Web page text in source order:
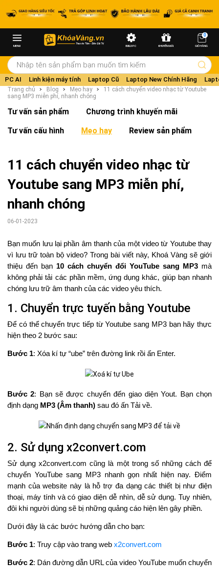
MENU BUILD PC KHUYẾN MÃI
0
GIỎ HÀNG
PC AI Linh kiện máy tính Laptop Cũ Laptop New Chính Hãng
Trang chủ Blog Mẹo hay
11 cách chuyển video nhạc từ Youtube
sang MP3 miễn phí, nhanh chóng
Tư vấn sản phẩm Chương trình khuyến mãi
Tư vấn cấu hình Mẹo hay Review sản phẩm
11 cách chuyển video nhạc từ
Youtube sang MP3 miễn phí,
nhanh chóng
06-01-2023
Bạn muốn lưu lại phần âm thanh của một video từ Youtube thay
vì lưu trữ toàn bộ video? Trong bài viết này, Khoá Vàng sẽ giới
thiệu đến bạn 10 cách chuyển đổi YouTube sang MP3 mà
không phải tải các phần mềm, ứng dụng khác, giúp bạn nhanh
chóng lưu trữ âm thanh của các video yêu thích.
1. Chuyển trực tuyến bằng Youtube
Để có thể chuyển trực tiếp từ Youtube sang MP3 bạn hãy thực
hiện theo 2 bước sau:
Bước 1: Xóa kí tự “ube” trên đường link rồi ấn Enter.
Bước 2: Bạn sẽ được chuyển đến giao diện Yout. Bạn chọn
định dạng MP3 (Âm thanh) sau đó ấn Tải về.
2. Sử dụng x2convert.com
Sử dụng x2convert.com cũng là một trong số những cách để
chuyển YouTube sang MP3 nhanh gọn nhất hiện nay. Điểm
mạnh của website này là hỗ trợ đa dạng các thiết bị như điện
thoại, máy tính và có giao diện dễ nhìn, dễ sử dụng. Tuy nhiên,
đôi khi người dùng sẽ bị những quảng cáo hiện lên gây phiền.
Dưới đây là các bước hướng dẫn cho bạn:
Bước 1: Truy cập vào trang web x2convert.com
Bước 2: Dán đường dẫn URL của video YouTube muốn chuyển